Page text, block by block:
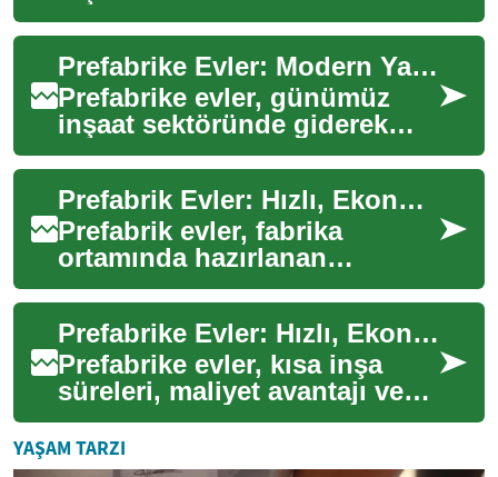
yükselen yıldızları arasında
yer alıyor. Geleneksel yapı
yöntemlerin...
Prefabrike Evler: Modern Yaşamın Yeni Trendi
Prefabrike evler, günümüz
inşaat sektöründe giderek
daha popüler hale gelen bir
konut çözümü olarak
karşımıza çıkıyor...
Prefabrik Evler: Hızlı, Ekonomik ve Sürdürülebilir Konut
Prefabrik evler, fabrika
ortamında hazırlanan
bileşenlerin şantiyede hızlıca
monte edilmesiyle geleneksel
inşa yöntem...
Prefabrike Evler: Hızlı, Ekonomik ve Çevreci Konutlar
Prefabrike evler, kısa inşa
süreleri, maliyet avantajı ve
yüksek enerji verimliliğiyle
modern konut ihtiyaçlarına
cev...
YAŞAM TARZI